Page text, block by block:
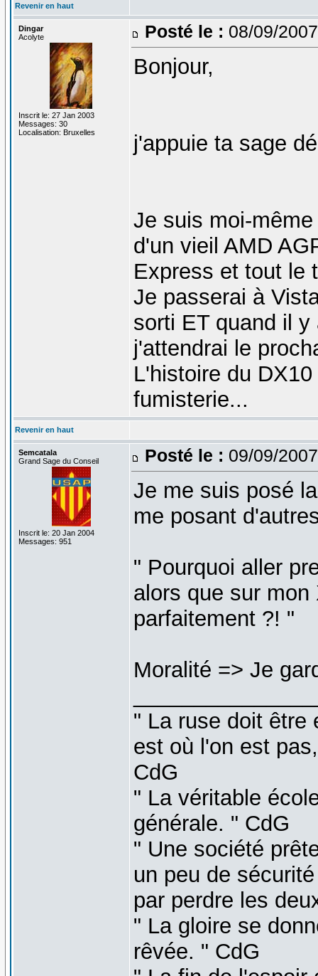
Revenir en haut
Dingar
Acolyte
Inscrit le: 27 Jan 2003
Messages: 30
Localisation: Bruxelles
Posté le : 08/09/
Bonjour,
j'appuie ta sage
Je suis moi-
d'un vieil AMD
Express et tout le
Je passerai à
sorti ET quand il
j'attendrai le
L'histoire du
fumisterie...
Revenir en haut
Semcatala
Grand Sage du Conseil
Inscrit le: 20 Jan 2004
Messages: 951
Posté le : 09/09/
Je me suis posé
me posant
" Pourquoi aller
alors que sur mon
parfaitement ?! "
Moralité => Je
" La ruse doit être
est où l'on est
CdG
" La véritable
générale. " CdG
" Une société
un peu de
par perdre les
" La gloire se
rêvée. " CdG